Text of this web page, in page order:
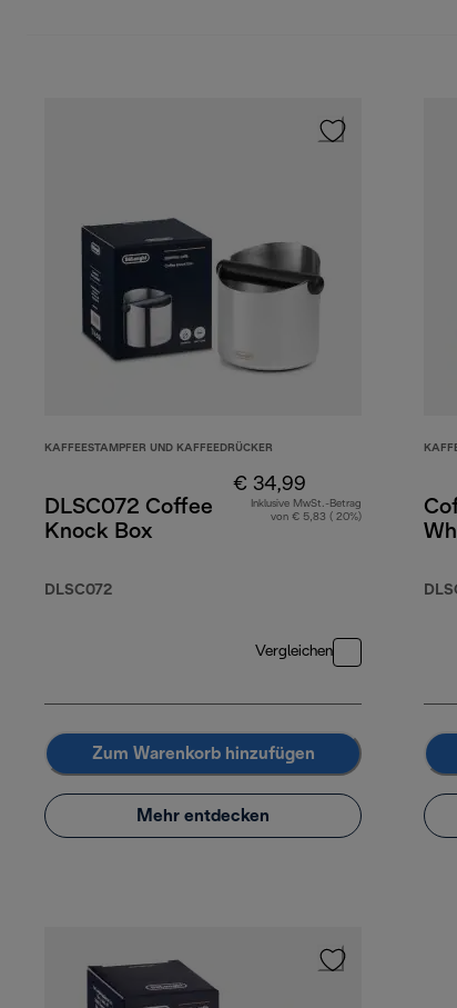
KAFFEESTAMPFER UND KAFFEEDRÜCKER
DLSC072 Coffee
Knock Box
DLSC072
€ 34,99
Inklusive MwSt.-Betrag
von € 5,83 ( 20%)
Vergleichen
Zum Warenkorb hinzufügen
Mehr entdecken